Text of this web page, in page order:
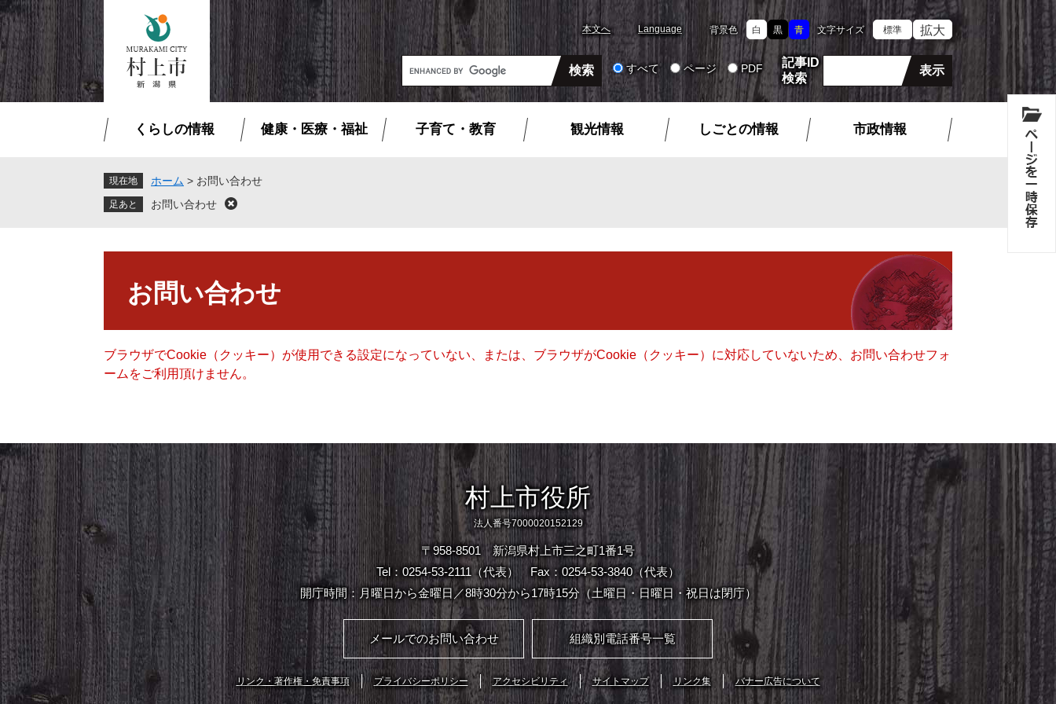
ペ
ー
ジ
の
先
頭
メ
ニ
ュ
ー
を
飛
本文へ Language 背景色 白 黒 青 文字サイズ 標準 拡大
G
o
o
検
すべて ページ PDF
記事ID
検索
くらしの情報 健康・医療・福祉 子育て・教育 観光情報 しごとの情報 市政情報
現在地 ホーム > お問い合わせ
お問い合わせ
閉
お問い合わせ
ブラウザでCookie（クッキー）が使用できる設定になっていない、または、ブラウザがCookie（クッキー）に対応していないため、お問い合わせフォ
ームをご利用頂けません。
村上市役所
法人番号7000020152129
〒958-8501 新潟県村上市三之町1番1号
Tel：0254-53-2111（代表）
Fax：0254-53-3840（代表）
開庁時間：月曜日から金曜日／8時30分から17時15分（土曜日・日曜日・祝日は閉庁）
メールでのお問い合わせ 組織別電話番号一覧
リンク・著作権・免責事項 プライバシーポリシー アクセシビリティ サイトマップ リンク集 バナー広告について